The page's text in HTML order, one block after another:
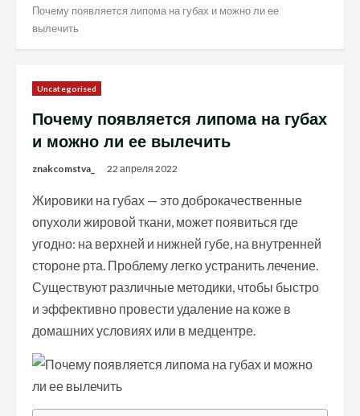
Почему появляется липома на губах и можно ли ее
вылечить
Uncategorised
Почему появляется липома на губах
и можно ли ее вылечить
znakcomstva_ 22 апреля 2022
Жировики на губах — это доброкачественные
опухоли жировой ткани, может появиться где
угодно: на верхней и нижней губе, на внутренней
стороне рта. Проблему легко устранить лечение.
Существуют различные методики, чтобы быстро
и эффективно провести удаление на коже в
домашних условиях или в медцентре.